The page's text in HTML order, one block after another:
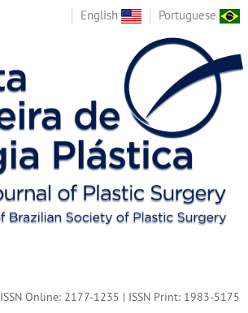
English Portuguese
ISSN Online: 2177-1235 | ISSN Print: 1983-5175